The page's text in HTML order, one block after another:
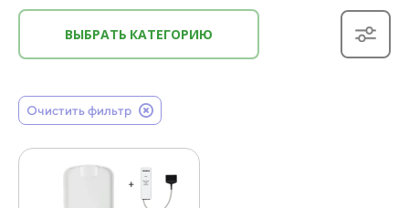
ВЫБРАТЬ КАТЕГОРИЮ
Очистить фильтр